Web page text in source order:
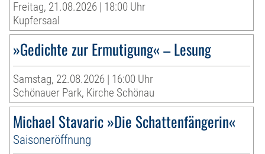
Freitag, 21.08.2026 | 18:00 Uhr
Kupfersaal
»Gedichte zur Ermutigung« – Lesung
Samstag, 22.08.2026 | 16:00 Uhr
Schönauer Park, Kirche Schönau
Michael Stavaric »Die Schattenfängerin«
Saisoneröffnung